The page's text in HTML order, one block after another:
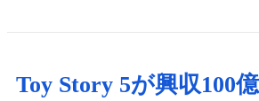
Toy Story 5が興収100